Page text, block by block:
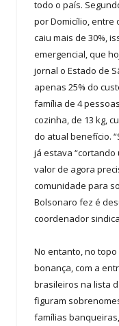
todo o país.
por Domicílio, entre
caiu mais de 30%,
emergencial, que
jornal o Estado de
apenas 25% do
família de 4
cozinha, de 13 kg,
do atual benefício.
já estava
valor de agora
comunidade para
Bolsonaro fez é
coordenador
No entanto, no
bonança, com a
brasileiros na lista
figuram
famílias